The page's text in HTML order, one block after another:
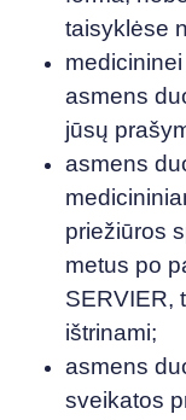
taisyklėse
asmens
jūsų
asmens
priežiūros
metus po
SERVIER,
ištrinami;
asmens
sveikatos